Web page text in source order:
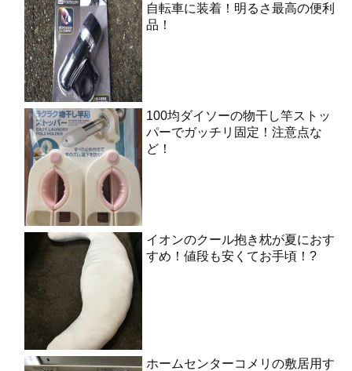
自転車に装着！明るさ最高の便利
品！
100均ダイソーの物干し竿ストッ
パーでガッチリ固定！注意点な
ど！
イオンのクール抱き枕が夏におす
すめ！値段も安くてお手頃！?
ホームセンターコメリの敷居用す